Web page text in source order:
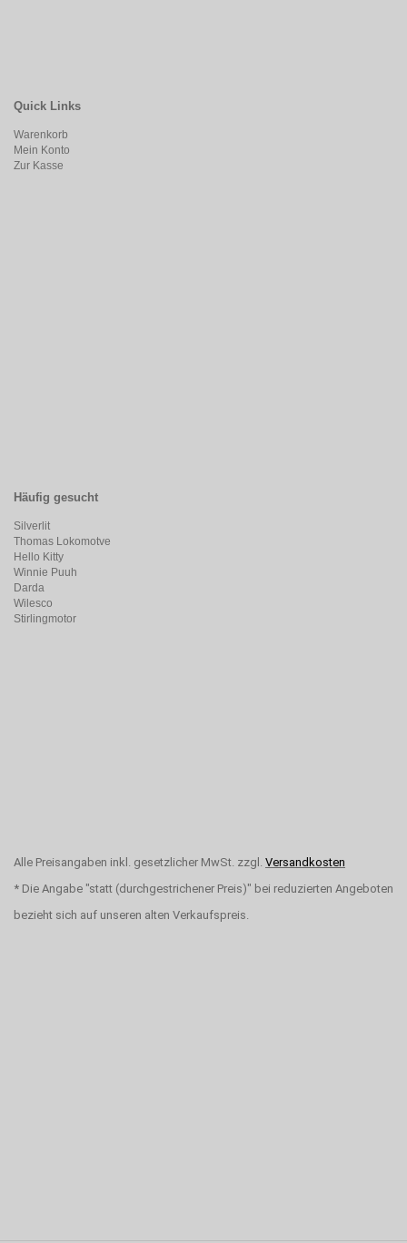
Quick Links
Warenkorb
Mein Konto
Zur Kasse
Häufig gesucht
Silverlit
Thomas Lokomotve
Hello Kitty
Winnie Puuh
Darda
Wilesco
Stirlingmotor
Alle Preisangaben inkl. gesetzlicher MwSt. zzgl. Versandkosten
* Die Angabe "statt (durchgestrichener Preis)" bei reduzierten Angeboten
bezieht sich auf unseren alten Verkaufspreis.